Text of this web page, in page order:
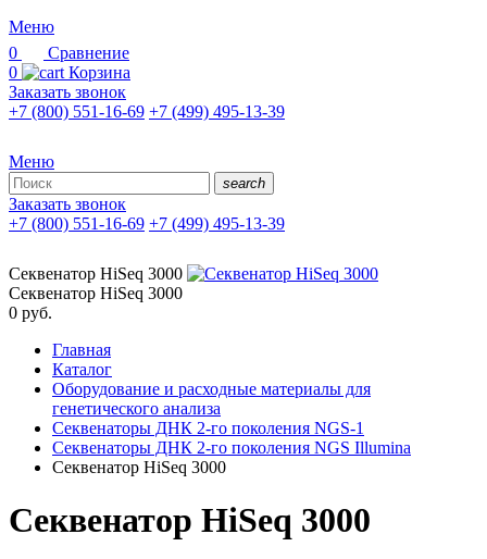
Меню
0
Сравнение
0
Корзина
Заказать звонок
+7 (800) 551-16-69 +7 (499) 495-13-39
Меню
search
Заказать звонок
+7 (800) 551-16-69 +7 (499) 495-13-39
Секвенатор HiSeq 3000
Секвенатор HiSeq 3000
0 руб.
Главная
Каталог
Оборудование и расходные материалы для
генетического анализа
Секвенаторы ДНК 2-го поколения NGS-1
Секвенаторы ДНК 2-го поколения NGS Illumina
Секвенатор HiSeq 3000
Секвенатор HiSeq 3000